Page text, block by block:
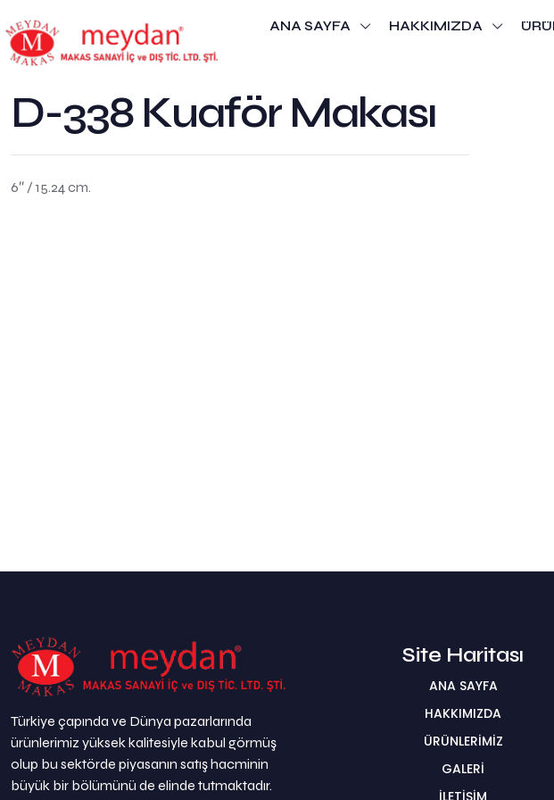
ANA SAYFA HAKKIMIZDA
D-338 Kuaför Makası
6″ / 15.24 cm.
Türkiye çapında ve Dünya pazarlarında
ürünlerimiz yüksek kalitesiyle kabul görmüş
olup bu sektörde piyasanın satış hacminin
büyük bir bölümünü de elinde tutmaktadır.
Site Haritası
ANA SAYFA
HAKKIMIZDA
ÜRÜNLERİMİZ
GALERİ
İLETİŞİM